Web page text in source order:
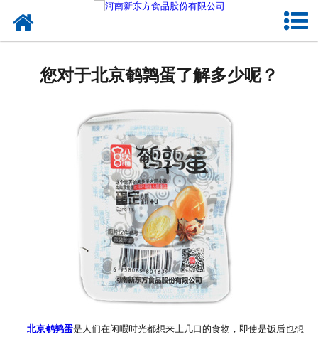
新闻资讯
关于新东方
加入新东方
联系我们
您对于北京鹌鹑蛋了解多少呢？
北京鹌鹑蛋是人们在闲暇时光都想来上几口的食物，即使是饭后也想